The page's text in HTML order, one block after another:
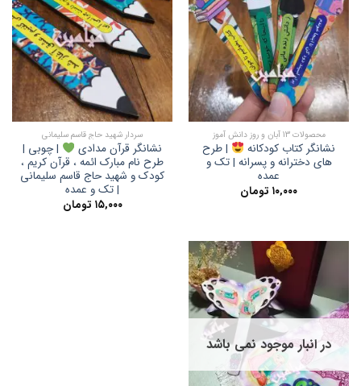
محصولات 13 آبان و روز دانش آموز
نشانگر کتاب کودکانه
| طرح
های دخترانه و پسرانه | تک و
عمده
۱۰,۰۰۰ تومان
سردار شهید حاج قاسم سلیمانی
نشانگر قرآن مدادی
| چوبی |
طرح نام مبارک ائمه ، قرآن کریم ،
کودک و شهید حاج قاسم سلیمانی
| تک و عمده
۱۵,۰۰۰ تومان
در انبار موجود نمی باشد